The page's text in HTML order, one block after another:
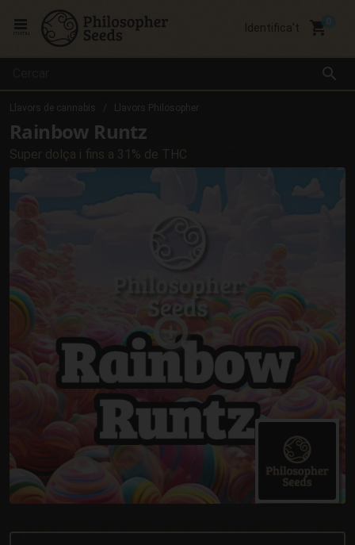
search
Identifica't local_grocery_store
Llavors de cannabis Llavors Philosopher
Rainbow Runtz
Super dolça i fins a 31% de THC